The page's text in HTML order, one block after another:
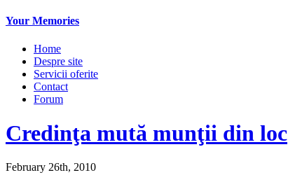
Your Memories
Home
Despre site
Servicii oferite
Contact
Forum
Credinţa mută munţii din loc
February 26th, 2010